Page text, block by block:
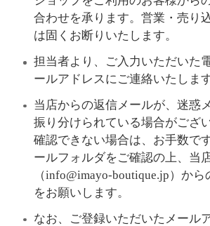
合わせを承ります。営業・売り
は固くお断りいたします。
担当者より、ご入力いただいた
ールアドレスにご連絡いたします
当店からの返信メールが、迷惑
振り分けられている場合がござ
確認できない場合は、お手数で
ールフォルダをご確認の上、当
（info@imayo-boutique.jp）か
をお願いします。
なお、ご登録いただいたメール